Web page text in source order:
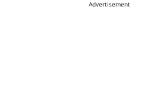
Advertisement